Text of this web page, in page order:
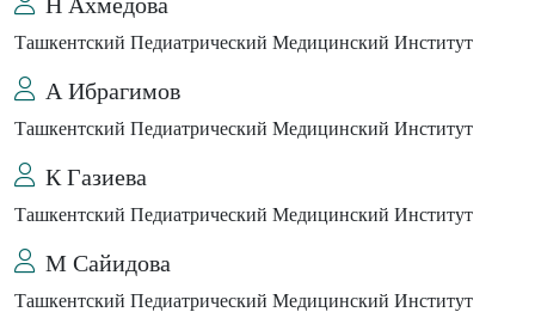
Ташкентский Педиатрический Медицинский Институт
А Ибрагимов
Ташкентский Педиатрический Медицинский Институт
К Газиева
Ташкентский Педиатрический Медицинский Институт
М Сайидова
Ташкентский Педиатрический Медицинский Институт